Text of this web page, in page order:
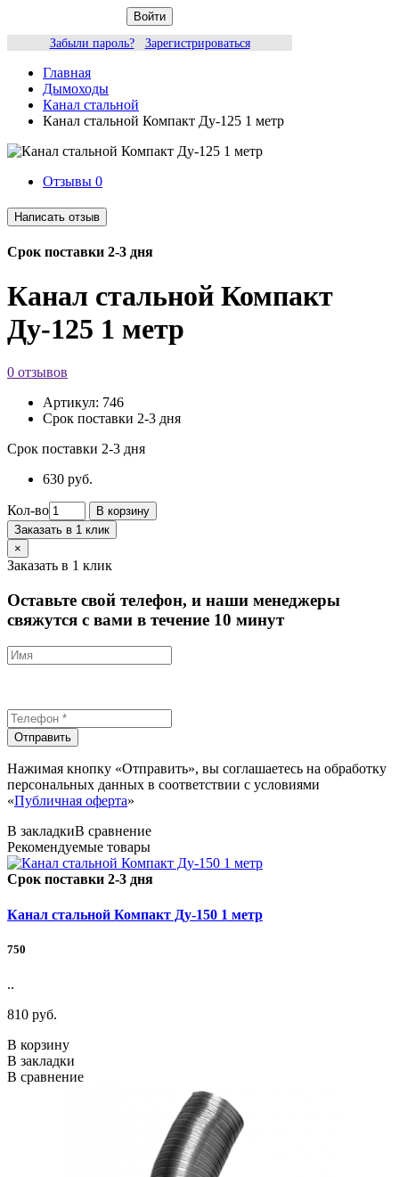
Войти
Забыли пароль?
Зарегистрироваться
Главная
Дымоходы
Канал стальной
Канал стальной Компакт Ду-125 1 метр
Отзывы 0
Срок поставки 2-3 дня
Канал стальной Компакт
Ду-125 1 метр
0 отзывов
Артикул: 746
Срок поставки 2-3 дня
Срок поставки 2-3 дня
630 руб.
Кол-во
В корзину
Заказать в 1 клик
×
Заказать в 1 клик
Оставьте свой телефон, и наши менеджеры
свяжутся с вами в течение 10 минут
Отправить
Нажимая кнопку «Отправить», вы соглашаетесь на обработку
персональных данных в соответствии с условиями
«Публичная оферта»
В закладкиВ сравнение
Рекомендуемые товары
Срок поставки 2-3 дня
Канал стальной Компакт Ду-150 1 метр
750
..
810 руб.
В корзину
В закладки
В сравнение